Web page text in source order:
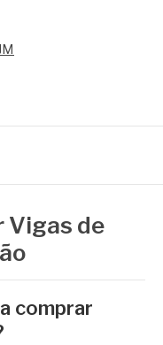
Vigas de
comprar